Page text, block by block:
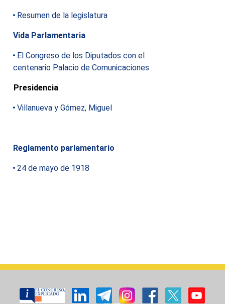
Resumen de la legislatura
Vida Parlamentaria
El Congreso de los Diputados con el
centenario Palacio de Comunicaciones
Presidencia
Villanueva y Gómez, Miguel
Reglamento parlamentario
24 de mayo de 1918